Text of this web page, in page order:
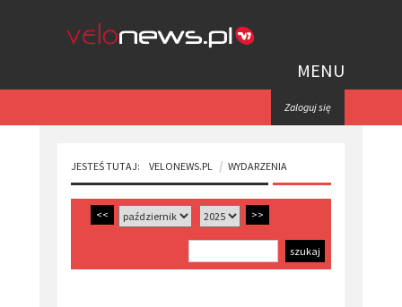
MENU
Zaloguj się
JESTEŚ TUTAJ: VELONEWS.PL WYDARZENIA
<< >>